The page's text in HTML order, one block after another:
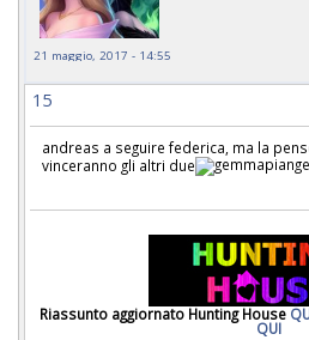
21 maggio, 2017 - 14:55
15
andreas a seguire federica, ma la
vinceranno gli altri due
Riassunto aggiornato Hunting House
QUI